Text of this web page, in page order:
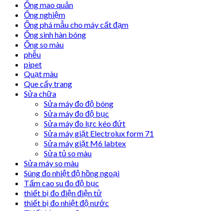
Ống mao quản
Ống nghiệm
Ống phá mẫu cho máy cất đạm
Ống sinh hàn bóng
Ống so màu
phễu
pipet
Quạt màu
Que cấy trang
Sửa chữa
Sửa máy đo độ bóng
Sửa máy đo độ bục
Sửa máy đo lực kéo đứt
Sửa máy giặt Electrolux form 71
Sửa máy giặt M6 labtex
Sửa tủ so màu
Sửa máy so màu
Súng đo nhiệt độ hồng ngoại
Tấm cao su đo độ bục
thiết bị đo điện điện tử
thiết bị đo nhiệt độ nước